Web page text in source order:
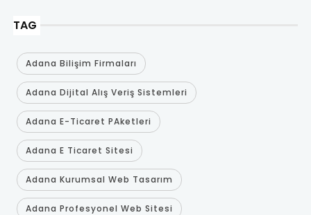
TAG
Adana Bilişim Firmaları
Adana Dijital Alış Veriş Sistemleri
Adana E-Ticaret PAketleri
Adana E Ticaret Sitesi
Adana Kurumsal Web Tasarım
Adana Profesyonel Web Sitesi